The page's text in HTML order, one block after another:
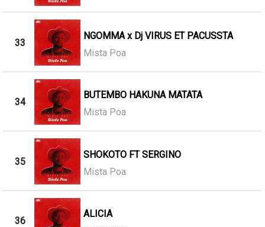
33
NGOMMA x Dj VIRUS ET PACUSSTA
Mista Poa
34
BUTEMBO HAKUNA MATATA
Mista Poa
35
SHOKOTO FT SERGINO
Mista Poa
36
ALICIA